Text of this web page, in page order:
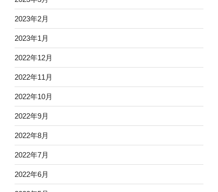
2023年2月
2023年1月
2022年12月
2022年11月
2022年10月
2022年9月
2022年8月
2022年7月
2022年6月